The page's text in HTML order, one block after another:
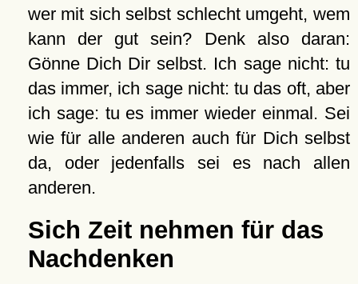
wer mit sich selbst schlecht umgeht, wem
kann der gut sein? Denk also daran:
Gönne Dich Dir selbst. Ich sage nicht: tu
das immer, ich sage nicht: tu das oft, aber
ich sage: tu es immer wieder einmal. Sei
wie für alle anderen auch für Dich selbst
da, oder jedenfalls sei es nach allen
anderen.
Sich Zeit nehmen für das
Nachdenken